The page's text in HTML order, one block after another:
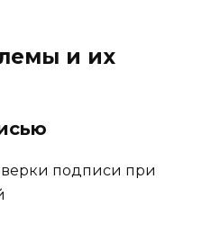
и их
подписи при